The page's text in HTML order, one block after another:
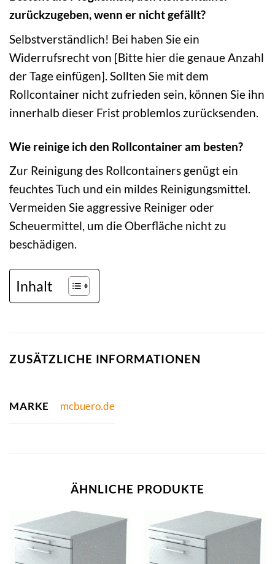
zurückzugeben, wenn er nicht gefällt?
Selbstverständlich! Bei haben Sie ein
Widerrufsrecht von [Bitte hier die genaue Anzahl
der Tage einfügen]. Sollten Sie mit dem
Rollcontainer nicht zufrieden sein, können Sie ihn
innerhalb dieser Frist problemlos zurücksenden.
Wie reinige ich den Rollcontainer am besten?
Zur Reinigung des Rollcontainers genügt ein
feuchtes Tuch und ein mildes Reinigungsmittel.
Vermeiden Sie aggressive Reiniger oder
Scheuermittel, um die Oberfläche nicht zu
beschädigen.
Inhalt
ZUSÄTZLICHE INFORMATIONEN
MARKE mcbuero.de
ÄHNLICHE PRODUKTE